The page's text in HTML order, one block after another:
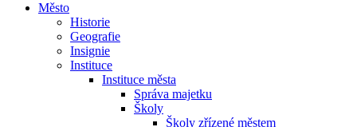
Město
Historie
Geografie
Insignie
Instituce
Instituce města
Správa majetku
Školy
Školy zřízené městem